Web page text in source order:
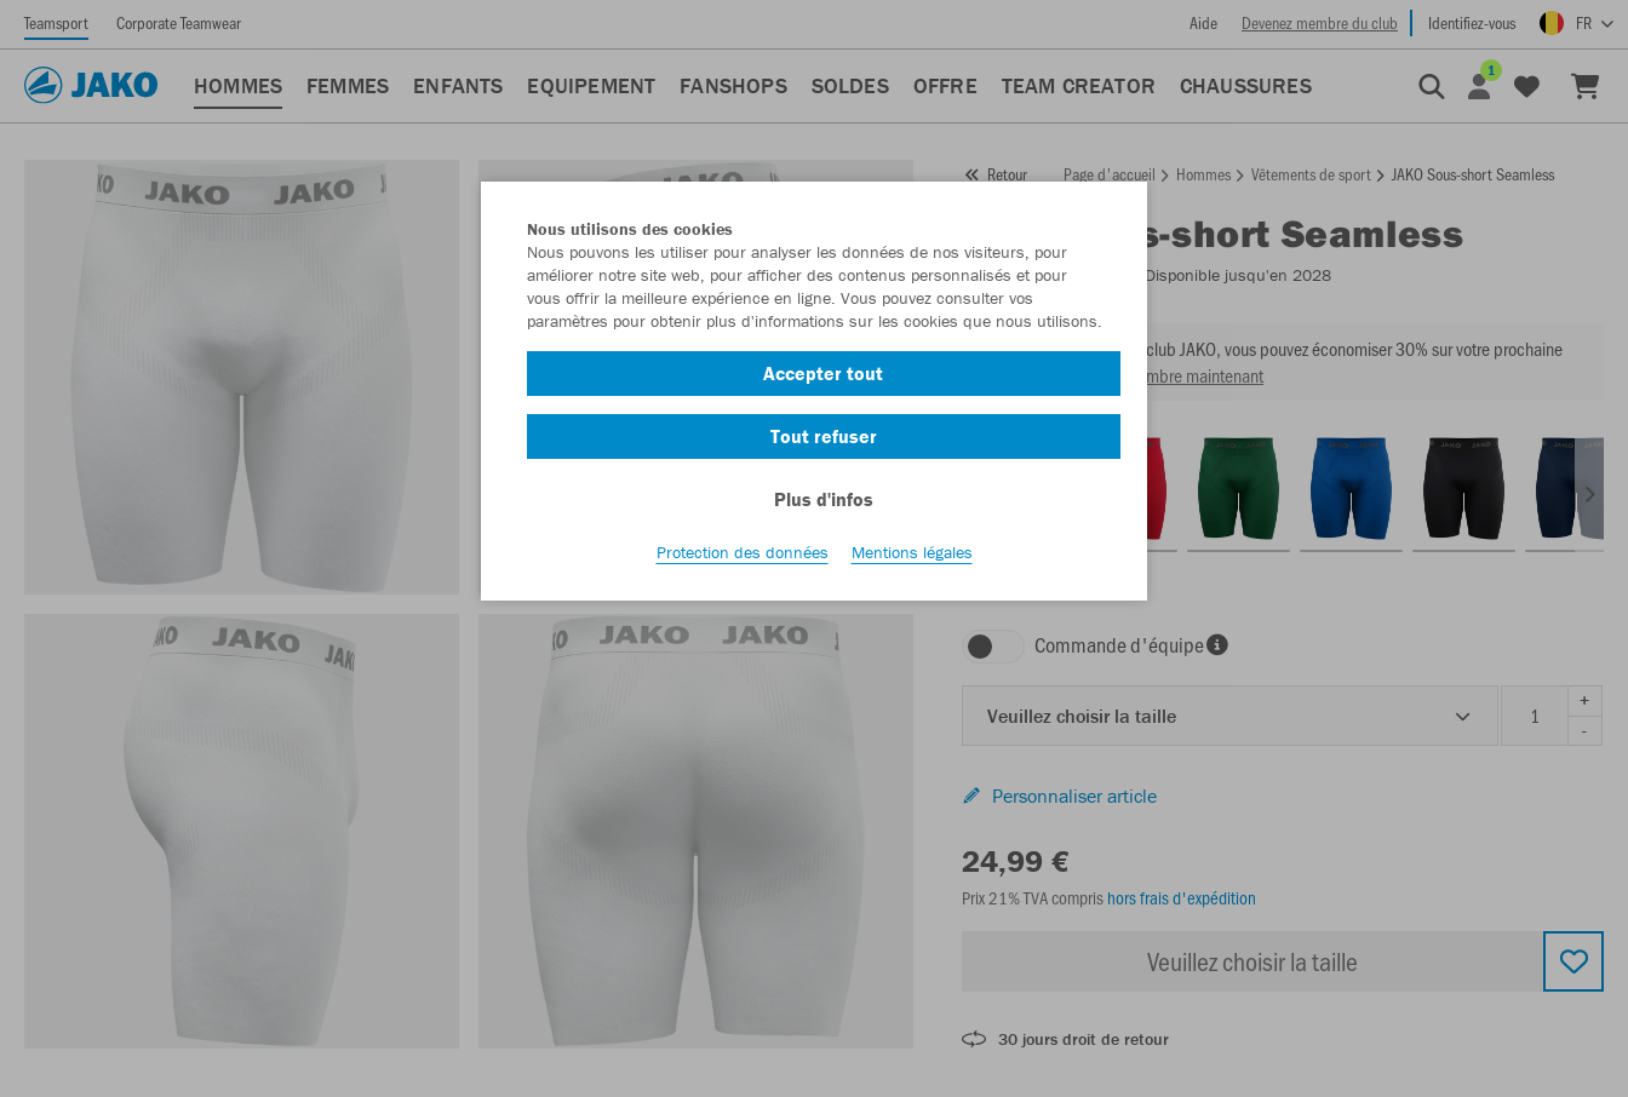
Teamsport Corporate Teamwear Aide Devenez membre du club Identifiez-vous FR
HOMMES FEMMES ENFANTS EQUIPEMENT FANSHOPS SOLDES OFFRE TEAM CREATOR CHAUSSURES
1
Retour Page d'accueil Hommes Vêtements de sport JAKO Sous-short Seamless
Sous-short Seamless
Numéro d’article: - Disponible jusqu'en 2028
En tant que membre du club JAKO, vous pouvez économiser 30% sur votre prochaine
Devenir membre maintenant
Commande d'équipe
Veuillez choisir la taille
+
-
Personnaliser article
24,99 €
Prix 21% TVA compris hors frais d'expédition
Veuillez choisir la taille
30 jours droit de retour
Nous utilisons des cookies
Nous pouvons les utiliser pour analyser les données de nos visiteurs, pour
améliorer notre site web, pour afficher des contenus personnalisés et pour
vous offrir la meilleure expérience en ligne. Vous pouvez consulter vos
paramètres pour obtenir plus d'informations sur les cookies que nous utilisons.
Accepter tout
Tout refuser
Plus d'infos
Protection des données Mentions légales